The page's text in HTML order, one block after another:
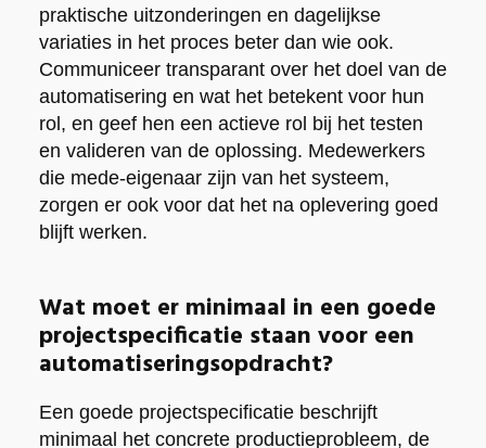
praktische uitzonderingen en dagelijkse
variaties in het proces beter dan wie ook.
Communiceer transparant over het doel van de
automatisering en wat het betekent voor hun
rol, en geef hen een actieve rol bij het testen
en valideren van de oplossing. Medewerkers
die mede-eigenaar zijn van het systeem,
zorgen er ook voor dat het na oplevering goed
blijft werken.
Wat moet er minimaal in een goede
projectspecificatie staan voor een
automatiseringsopdracht?
Een goede projectspecificatie beschrijft
minimaal het concrete productieprobleem, de